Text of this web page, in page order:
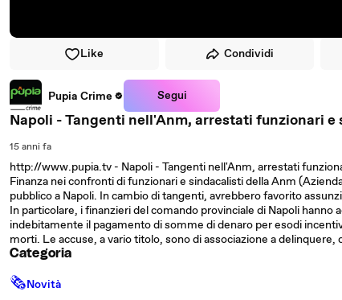
Like Condividi
Pupia Crime Segui
Napoli - Tangenti nell'Anm, arrestati funzionari e
15 anni fa
http://www.pupia.tv - Napoli - Tangenti nell'Anm, arrestati
Finanza nei confronti di funzionari e sindacalisti della Anm
pubblico a Napoli. In cambio di tangenti, avrebbero favorito
In particolare, i finanzieri del comando provinciale di Napoli
indebitamente il pagamento di somme di denaro per esodi
morti. Le accuse, a vario titolo, sono di associazione a delinquere,
Categoria
🗞Novità